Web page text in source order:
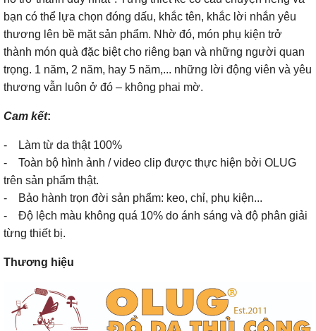
bạn có thể lựa chọn đóng dấu, khắc tên, khắc lời nhắn yêu
thương lên bề mặt sản phẩm. Nhờ đó, món phụ kiện trở
thành món quà đặc biệt cho riêng bạn và những người quan
trọng. 1 năm, 2 năm, hay 5 năm,... những lời động viên và yêu
thương vẫn luôn ở đó – không phai mờ.
Cam kết:
- Làm từ da thật 100%
- Toàn bộ hình ảnh / video clip được thực hiện bởi OLUG
trên sản phẩm thật.
- Bảo hành trọn đời sản phẩm: keo, chỉ, phụ kiện...
- Độ lệch màu không quá 10% do ánh sáng và độ phân giải
từng thiết bị.
Thương hiệu